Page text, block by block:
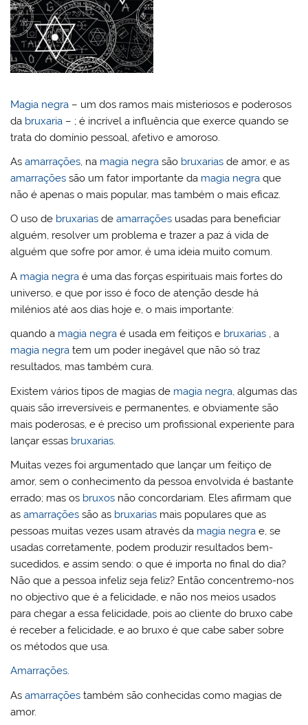
Magia negra – um dos ramos mais misteriosos e poderosos
da bruxaria – ; é incrível a influência que exerce quando se
trata do domínio pessoal, afetivo e amoroso.
Asamarrações, na magia negra são bruxarias de amor, e as
amarrações são um fator importante da magia negra que
não é apenas o mais popular, mas também o mais eficaz.
O uso de bruxarias deamarrações usadas para beneficiar
alguém, resolver um problema e trazer a paz á vida de
alguém que sofre por amor, é uma ideia muito comum.
A magia negra é uma das forças espirituais mais fortes do
universo, e que por isso é foco de atenção desde há
milénios até aos dias hoje e, o mais importante:
quando a magia negra é usada em feitiços e bruxarias , a
magia negra tem um poder inegável que não só traz
resultados, mas também cura.
Existem vários tipos de magias de magia negra , algumas das
quais são irreversíveis e permanentes, e obviamente são
mais poderosas, e é preciso um profissional experiente para
lançar essas bruxarias
Muitas vezes foi argumentado que lançar um feitiço de
amor, sem o conhecimento da pessoa envolvida é bastante
errado; mas os bruxos não concordariam. Eles afirmam que
asamarrações são as bruxarias mais populares que as
pessoas muitas vezes usam através da magia negra e, se
usadas corretamente, podem produzir resultados bem-
sucedidos, e assim sendo: o que é importa no final do dia?
Não que a pessoa infeliz seja feliz? Então concentremo-nos
no objectivo que é a felicidade, e não nos meios usados
para chegar a essa felicidade, pois ao cliente do bruxo cabe
é receber a felicidade, e ao bruxo é que cabe saber sobre
os métodos que usa.
Amarrações.
Asamarrações também são conhecidas como magias de
amor.